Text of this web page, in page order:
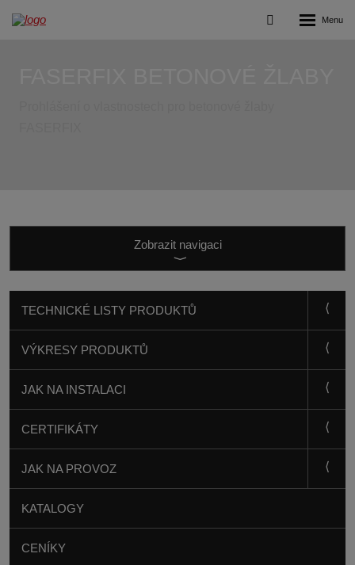
Vyhledávání
Rozbalení
Zobrazitnavigaci
TECHNICKÉ LISTY PRODUKTŮ
VÝKRESY PRODUKTŮ
JAK NA INSTALACI
CERTIFIKÁTY
JAK NA PROVOZ
KATALOGY
CENÍKY